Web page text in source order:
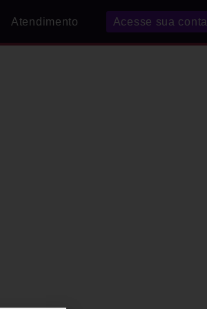
Atendimento Acesse sua conta